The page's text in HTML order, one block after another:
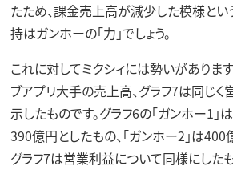
たため、課金売上高が減少した模様とい
持はガンホーの「力」でしょう。
これに対してミクシィには勢いがあります
ブアプリ大手の売上高、グラフ7は同じく
示したものです。グラフ6の「ガンホー1
390億円としたもの、「ガンホー2」は400
グラフ7は営業利益について同様にしたも